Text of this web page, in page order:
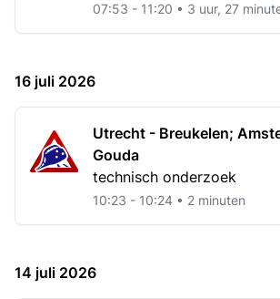
07:53 - 11:20 • 3 uur, 27
16 juli 2026
Utrecht - Breukelen;
Gouda
technisch onderzoek
10:23 - 10:24 • 2 minuten
14 juli 2026